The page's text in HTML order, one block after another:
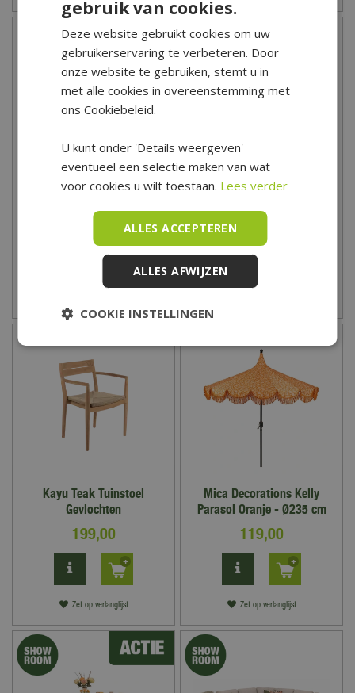
Ribu Teak Tuintafel -
RAFA Teak Tuintafel -
Kayu Teak Tuinstoel
Gevlochten
199,00
Zet op verlanglijst
Mica Decorations Kelly
Parasol Oranje - Ø235 cm
119,00
Zet op verlanglijst
gebruik van cookies.
Deze website gebruikt cookies om uw
gebruikerservaring te verbeteren. Door
onze website te gebruiken, stemt u in
met alle cookies in overeenstemming met
ons Cookiebeleid.
U kunt onder 'Details weergeven'
eventueel een selectie maken van wat
voor cookies u wilt toestaan. Lees verder
ALLES ACCEPTEREN
ALLES AFWIJZEN
COOKIE INSTELLINGEN